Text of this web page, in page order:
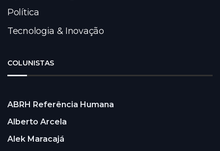
Política
Tecnologia & Inovação
COLUNISTAS
ABRH Referência Humana
Alberto Arcela
Alek Maracajá